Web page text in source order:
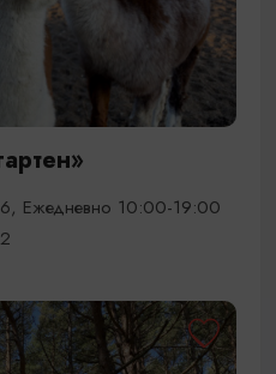
Ежедневно 10:00-19:00